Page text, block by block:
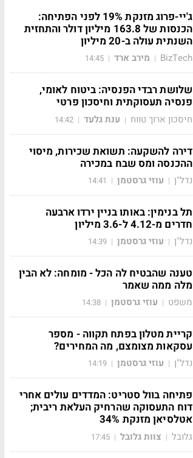
ג'יי-פרוג מזנקת 19% לפני הפתיחה:
הכנסות של 163.8 מיליון דולר והתחזית
השנתית עולה ב-20 מיליון
BizTech
| מירב ארד |
14:45
שלושת רבדי הפנסיה: ביטוח לאומי,
פנסיה תעסוקתית וחיסכון פרטי
חיסכון ארוך טווח | ענת גלעד |
14:42
דירה להשקעה: תשואת שכירות, מיסוי
ההכנסה ומס שבח במכירה
נדל"ן | עוזי גרסטמן |
14:41
תל בנימין: באותו בניין ירדו ארבעה
חדרים מ-4.12 ל-3.6 מיליון
נדל"ן | עוזי גרסטמן |
14:39
טענה שהבטיח לה הכל - מומחה: לא הבין
מלה ממה שאמר
משפט | עוזי גרסטמן |
14:38
קריית מטלון בפתח תקווה - מספר
עסקאות מצומצם, מה המחירים?
נדל"ן | עוזי גרסטמן |
14:19
פתיחה בוול סטריט: המדדים עולים אחרי
דוח התעסוקה שהרחיק העלאת ריבית;
אטלסיאן מזנקת 34%
גלובל | צוות גלובל |
17:45